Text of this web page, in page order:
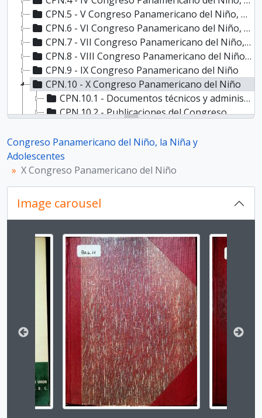
CPN.5 - V Congreso Panamericano del Niño, 1927
CPN.6 - VI Congreso Panamericano del Niño, 1930
CPN.7 - VII Congreso Panamericano del Niño, 1935
CPN.8 - VIII Congreso Panamericano del Niño, 1942
CPN.9 - IX Congreso Panamericano del Niño
CPN.10 - X Congreso Panamericano del Niño
CPN.10.1 - Documentos técnicos y administrativos
CPN.10.2 - Publicaciones del Congreso
CPN.10.4 - Documentación asociada
CPN.11 - XI Congreso Panamericano del Niño
CPN.12 - XII Congreso Panamericano del Niño
CPN.14 - XIV Congreso Panamericano del Niño
CPN.15 - XV Congreso Panamericano del Niño
CPN.17 - XVII Congreso Panamericano del Niño
CPN.18 - XVIII Congreso Panamericano del Niño
CPN.0 - Documentación Asociada al Congreso Panamericano del Niño, la Niña y Adolescentes
Congreso Panamericano del Niño, la Niña y
Adolescentes
X Congreso Panamericano del Niño
Image carousel
Changing the current slide of this carousel will